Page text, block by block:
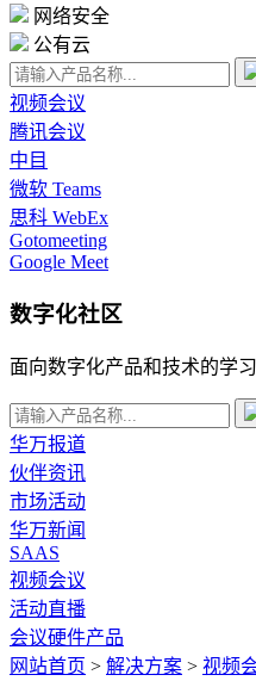
网络安全
公有云
视频会议
腾讯会议
中目
微软 Teams
思科 WebEx
Gotomeeting
Google Meet
数字化社区
面向数字化产品和技术的学
华万报道
伙伴资讯
市场活动
华万新闻
SAAS
视频会议
活动直播
会议硬件产品
网站首页 > 解决方案 > 视频